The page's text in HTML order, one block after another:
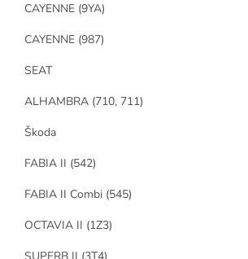
CAYENNE (9YA)
CAYENNE (987)
SEAT
ALHAMBRA (710, 711)
Škoda
FABIA II (542)
FABIA II Combi (545)
OCTAVIA II (1Z3)